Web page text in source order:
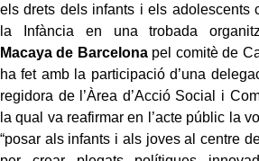
els drets dels infants i els adolescents
la Infància en una trobada
Macaya de Barcelonapel comitè de
ha fet amb la participació d’una
regidora de l’Àrea d’Acció Social i
la qual va reafirmar en l’acte públic la
“posar als infants i als joves al centre